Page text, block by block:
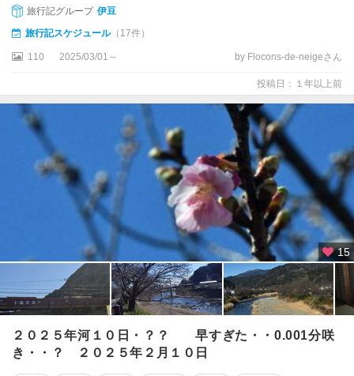
旅行記グループ 伊豆
旅行記スケジュール（17件）
110 2025/03/01～ by Flocons-de-neigeさん
投稿日：１年以上前
15
２０２５年河１０日・？？ 早すぎた・・0.001分咲
き・・？ ２０２５年２月１０日